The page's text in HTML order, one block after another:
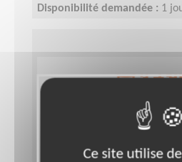
Disponibilité demandée : 1
Ce site utilise